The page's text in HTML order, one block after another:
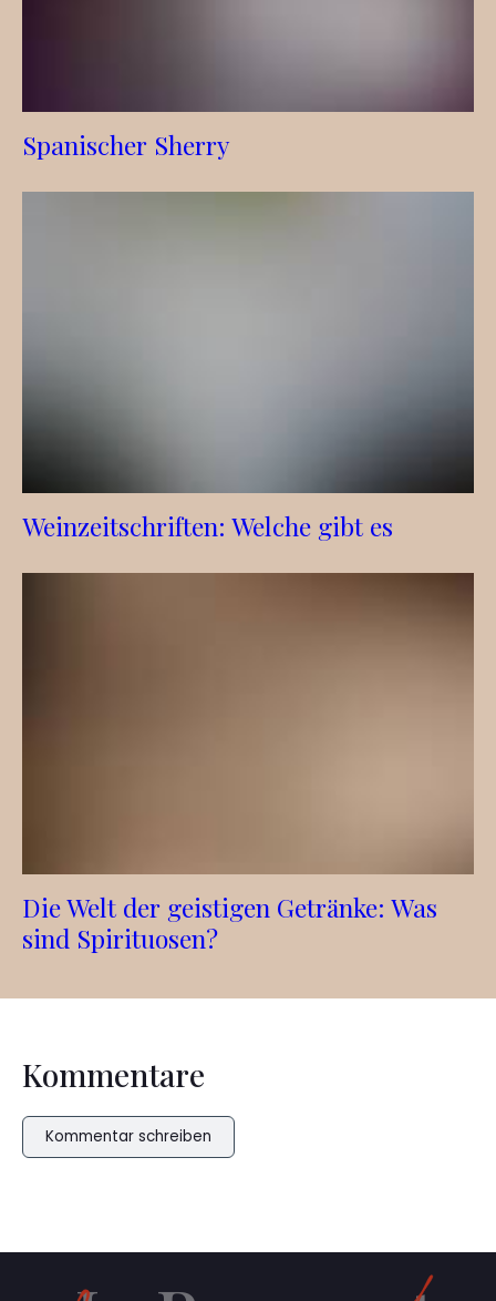
Spanischer Sherry
Weinzeitschriften: Welche gibt es
Die Welt der geistigen Getränke: Was
sind Spirituosen?
Kommentare
Kommentar schreiben